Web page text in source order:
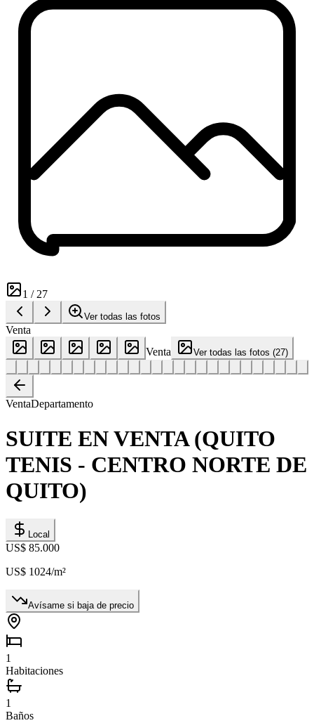
1 /27
Ver todas las fotos
Venta
Venta
Ver todas las fotos (27)
VentaDepartamento
SUITE EN VENTA (QUITO
TENIS - CENTRO NORTE DE
QUITO)
Local
US$ 85.000
US$ 1024/m²
Avísame si baja de precio
1
Habitaciones
1
Baños